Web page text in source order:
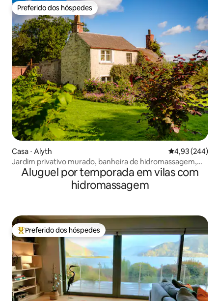
Preferido dos hóspedes
Preferido dos hóspedes
Casa ⋅ Alyth 4,93 de uma
4,93 (244)
Jardim privativo murado, banheira de hidromassagem,
fogão a lenha
Aluguel por temporada em vilas com
hidromassagem
Entre os melhores preferidos dos hóspedes
Preferido dos hóspedes